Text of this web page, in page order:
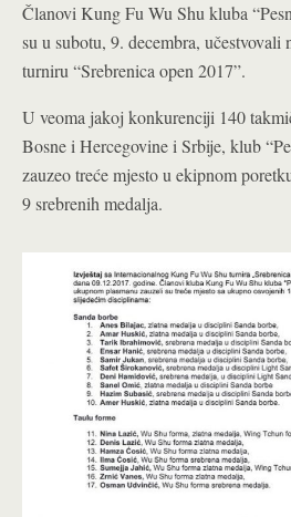
Članovi Kung Fu Wu Shu kluba
su u subotu, 9. decembra, učestvovali
turniru “Srebrenica open 2017”.
U veoma jakoj konkurenciji 140
Bosne i Hercegovine i Srbije, klub
zauzeo treće mjesto u ekipnom
9 srebrenih medalja.